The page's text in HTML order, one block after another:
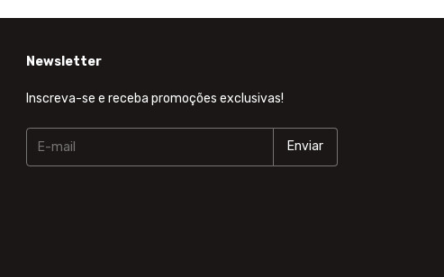
Newsletter
Inscreva-se e receba promoções exclusivas!